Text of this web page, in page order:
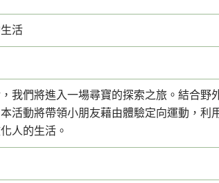
活
我們將進入一場尋寶的探索之旅。結合野
活動將帶領小朋友藉由體驗定向運動，利
人的生活。